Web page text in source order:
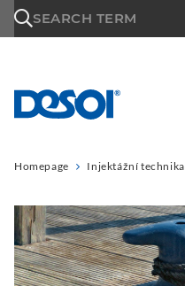
SEARCH TERM
Homepage Injektážní technika